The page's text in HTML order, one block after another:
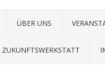
ÜBER UNS
ZUKUNFTSWERKSTATT